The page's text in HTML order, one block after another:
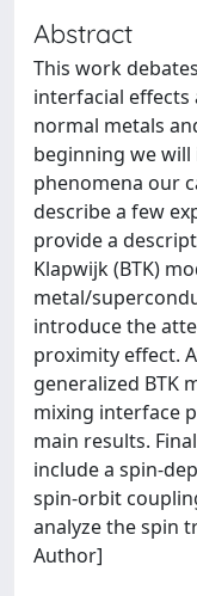
Abstract
This work
interfacial
normal metals
beginning we
phenomena our
describe a few
provide a
Klapwijk (BTK)
metal/
introduce the
proximity effect.
generalized BTK
mixing interface
main results.
include a spin-
spin-orbit
analyze the spin
Author]